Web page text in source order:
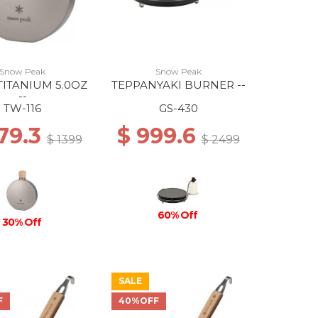
Snow Peak
5.0OZ
--
TW-116
$ 1399
30% Off
Snow Peak
TEPPANYAKI BURNER --
GS-430
$ 999.6 $ 2499
60% Off
SALE
40%OFF